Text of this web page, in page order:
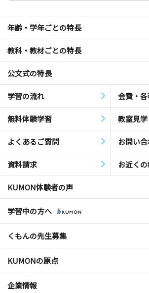
年齢・学年ごとの特長
教科・教材ごとの特長
公文式の特長
学習の流れ 会費・
無料体験学習 教室見学
よくあるご質問 お問い
資料請求 お近く
KUMON体験者の声
学習中の方へ
くもんの先生募集
KUMONの原点
企業情報